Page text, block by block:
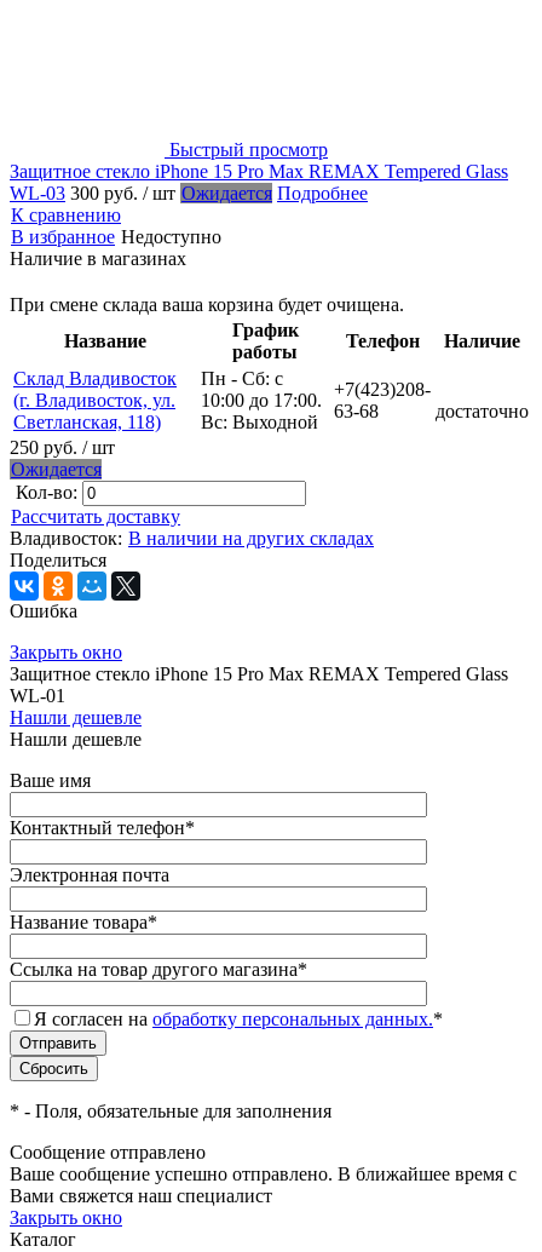
Быстрый просмотр
Защитное стекло iPhone 15 Pro Max REMAX Tempered Glass
WL-03 300 руб. / шт Ожидается Подробнее
К сравнению
В избранное Недоступно
Наличие в магазинах
При смене склада ваша корзина будет очищена.
Название
График
работы
Телефон
Наличие
Склад Владивосток
(г. Владивосток, ул.
Светланская, 118)
Пн - Сб: с
10:00 до 17:00.
Вс: Выходной
+7(423)208-
63-68
достаточно
250 руб. / шт
Ожидается
Кол-во:
Рассчитать доставку
Владивосток: В наличии на других складах
Поделиться
Ошибка
Закрыть окно
Защитное стекло iPhone 15 Pro Max REMAX Tempered Glass
WL-01
Нашли дешевле
Нашли дешевле
Ваше имя
Контактный телефон*
Электронная почта
Название товара*
Ссылка на товар другого магазина*
Я согласен на обработку персональных данных.*
* - Поля, обязательные для заполнения
Сообщение отправлено
Ваше сообщение успешно отправлено. В ближайшее время с
Вами свяжется наш специалист
Закрыть окно
Каталог